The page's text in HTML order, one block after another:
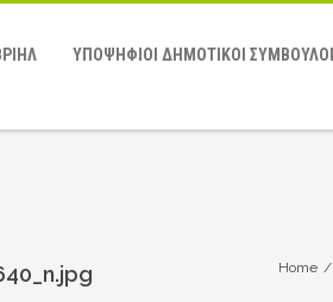
ΥΠΟΨΗΦΙΟΙ ΔΗΜΟΤΙΚΟΙ ΣΥΜΒΟΥΛΟΙ
Home /